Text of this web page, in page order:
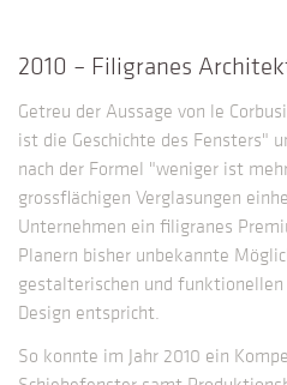
2010 – Filigranes
Getreu der Aussage von le
ist die Geschichte des Fensters"
nach der Formel "weniger ist
grossflächigen Verglasungen
Unternehmen ein filigranes
Planern bisher unbekannte
gestalterischen und
Design entspricht.
So konnte im Jahr 2010 ein